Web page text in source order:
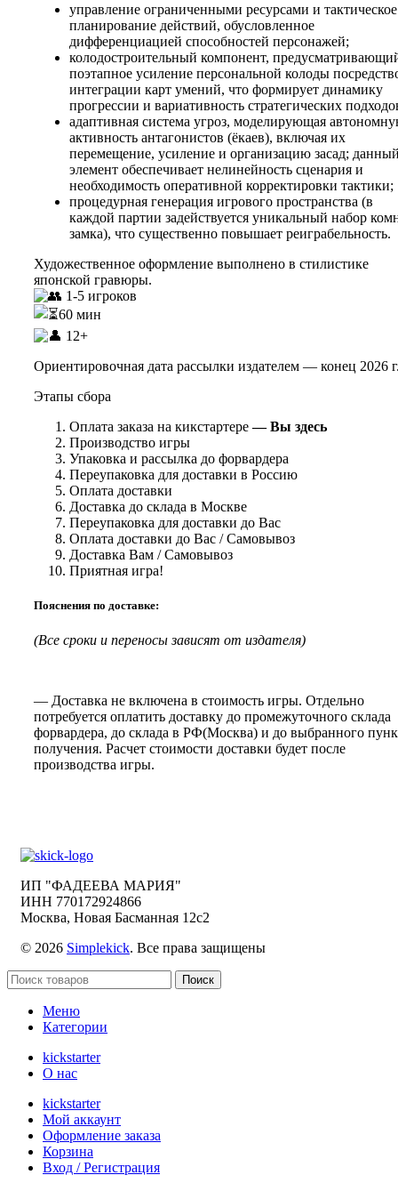
управление ограниченными ресурсами и тактическое
планирование действий, обусловленное
дифференциацией способностей персонажей;
колодостроительный компонент,
поэтапное усиление персональной колоды
интеграции карт умений, что формирует динамику
прогрессии и вариативность стратегических
адаптивная система угроз, моделирующая
активность антагонистов (ёкаев), включая их
перемещение, усиление и организацию засад;
элемент обеспечивает нелинейность сценария и
необходимость оперативной корректировки тактики;
процедурная генерация игрового пространства (в
каждой партии задействуется уникальный набор
замка), что существенно повышает реиграбельность.
Художественное оформление выполнено в стилистике
японской гравюры.
1-5 игроков
60 мин
12+
Ориентировочная дата рассылки издателем — конец 2026
Этапы сбора
Оплата заказа на кикстартере— Вы здесь
Производство игры
Упаковка и рассылка до форвардера
Переупаковка для доставки в Россию
Оплата доставки
Доставка до склада в Москве
Переупаковка для доставки до Вас
Оплата доставки до Вас / Самовывоз
Доставка Вам / Самовывоз
Приятная игра!
Пояснения по доставке:
(Все сроки и переносы зависят от издателя)
— Доставка не включена в стоимость игры. Отдельно
потребуется оплатить доставку до промежуточного склада
форвардера, до склада в РФ(Москва) и до выбранного
получения. Расчет стоимости доставки будет после
производства игры.
ИП "ФАДЕЕВА МАРИЯ"
ИНН 770172924866
Москва, Новая Басманная 12с2
© 2026 Simplekick. Все права защищены
Поиск
Меню
Категории
kickstarter
О нас
kickstarter
Мой аккаунт
Оформление заказа
Корзина
Вход / Регистрация